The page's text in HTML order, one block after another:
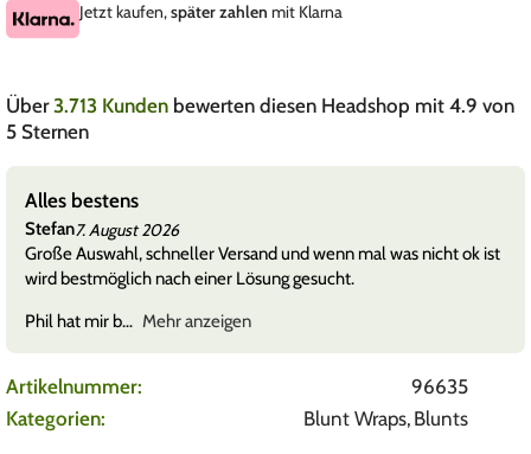
Jetzt kaufen,später zahlen mit Klarna
Über3.713 Kunden bewerten diesen Headshop mit 4.9 von
5 Sternen
Alles bestens
Stefan7. August 2026
Große Auswahl, schneller Versand und wenn mal was nicht ok ist
wird bestmöglich nach einer Lösung gesucht.
Phil hat mir b
Mehr anzeigen
Artikelnummer:
96635
Kategorien:
Blunt Wraps, Blunts